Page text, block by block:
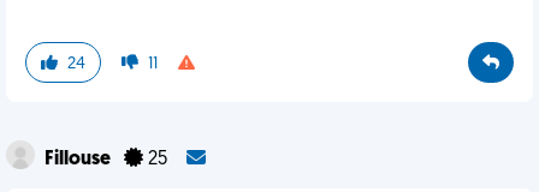
24 11
Fillouse 25